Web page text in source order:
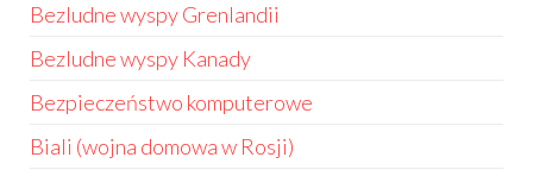
Bezludne wyspy Grenlandii
Bezludne wyspy Kanady
Bezpieczeństwo komputerowe
Biali (wojna domowa w Rosji)